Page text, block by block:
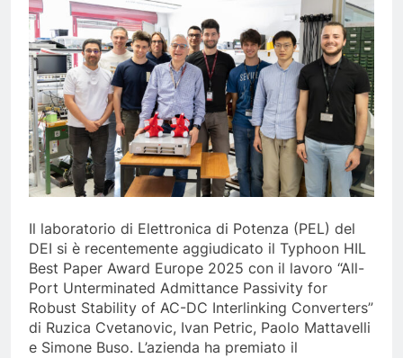
Il laboratorio di Elettronica di Potenza (PEL) del
DEI si è recentemente aggiudicato il Typhoon HIL
Best Paper Award Europe 2025 con il lavoro “All-
Port Unterminated Admittance Passivity for
Robust Stability of AC-DC Interlinking Converters”
di Ruzica Cvetanovic, Ivan Petric, Paolo Mattavelli
e Simone Buso. L’azienda ha premiato il